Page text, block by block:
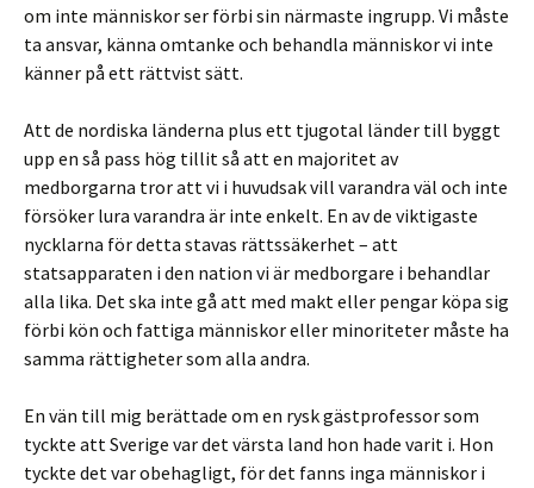
om inte människor ser förbi sin närmaste ingrupp. Vi måste
ta ansvar, känna omtanke och behandla människor vi inte
känner på ett rättvist sätt.
Att de nordiska länderna plus ett tjugotal länder till byggt
upp en så pass hög tillit så att en majoritet av
medborgarna tror att vi i huvudsak vill varandra väl och inte
försöker lura varandra är inte enkelt. En av de viktigaste
nycklarna för detta stavas rättssäkerhet – att
statsapparaten i den nation vi är medborgare i behandlar
alla lika. Det ska inte gå att med makt eller pengar köpa sig
förbi kön och fattiga människor eller minoriteter måste ha
samma rättigheter som alla andra.
En vän till mig berättade om en rysk gästprofessor som
tyckte att Sverige var det värsta land hon hade varit i. Hon
tyckte det var obehagligt, för det fanns inga människor i